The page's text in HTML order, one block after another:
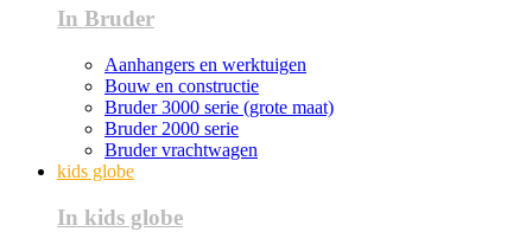
In Bruder
Aanhangers en werktuigen
Bouw en constructie
Bruder 3000 serie (grote maat)
Bruder 2000 serie
Bruder vrachtwagen
kids globe
In kids globe